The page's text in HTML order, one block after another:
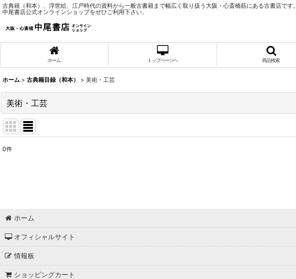
古典籍（和本）、浮世絵、江戸時代の資料から一般古書籍まで幅広く取り扱う大阪・心斎橋筋にある古書店です。
中尾書店公式オンラインショップをぜひご利用下さい。
ホーム トップページへ 商品検索
ホーム > 古典籍目録（和本） > 美術・工芸
美術・工芸
0件
ホーム
オフィシャルサイト
情報板
ショッピングカート